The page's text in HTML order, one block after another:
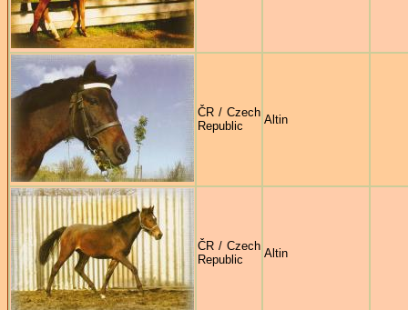
ČR / Czech
Republic
Altin
ČR / Czech
Republic
Altin